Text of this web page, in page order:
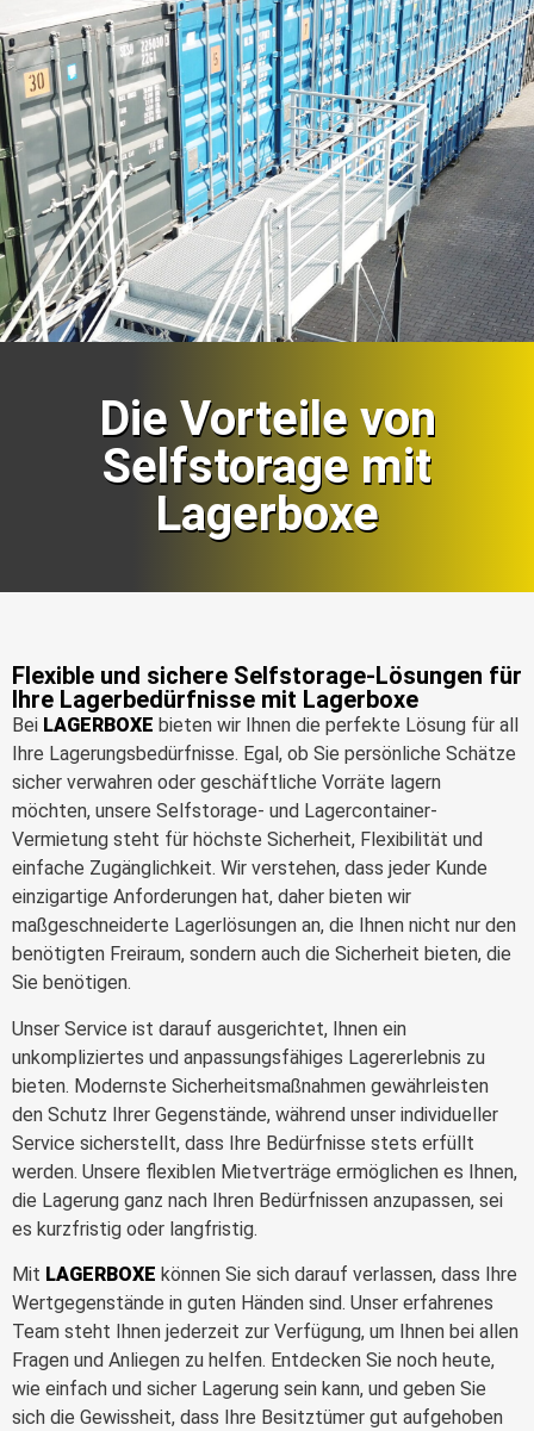
Die Vorteile von
Selfstorage mit
Lagerboxe
Flexible und sichere Selfstorage-Lösungen für
Ihre Lagerbedürfnisse mit Lagerboxe
Bei LAGERBOXE bieten wir Ihnen die perfekte Lösung für all
Ihre Lagerungsbedürfnisse. Egal, ob Sie persönliche Schätze
sicher verwahren oder geschäftliche Vorräte lagern
möchten, unsere Selfstorage- und Lagercontainer-
Vermietung steht für höchste Sicherheit, Flexibilität und
einfache Zugänglichkeit. Wir verstehen, dass jeder Kunde
einzigartige Anforderungen hat, daher bieten wir
maßgeschneiderte Lagerlösungen an, die Ihnen nicht nur den
benötigten Freiraum, sondern auch die Sicherheit bieten, die
Sie benötigen.
Unser Service ist darauf ausgerichtet, Ihnen ein
unkompliziertes und anpassungsfähiges Lagererlebnis zu
bieten. Modernste Sicherheitsmaßnahmen gewährleisten
den Schutz Ihrer Gegenstände, während unser individueller
Service sicherstellt, dass Ihre Bedürfnisse stets erfüllt
werden. Unsere flexiblen Mietverträge ermöglichen es Ihnen,
die Lagerung ganz nach Ihren Bedürfnissen anzupassen, sei
es kurzfristig oder langfristig.
Mit LAGERBOXE können Sie sich darauf verlassen, dass Ihre
Wertgegenstände in guten Händen sind. Unser erfahrenes
Team steht Ihnen jederzeit zur Verfügung, um Ihnen bei allen
Fragen und Anliegen zu helfen. Entdecken Sie noch heute,
wie einfach und sicher Lagerung sein kann, und geben Sie
sich die Gewissheit, dass Ihre Besitztümer gut aufgehoben